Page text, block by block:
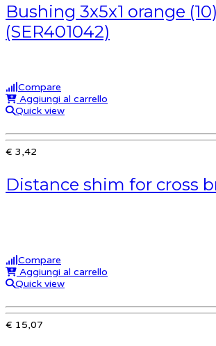
Bushing 3x5x1 orange (10)
(SER401042)
Compare
Aggiungi al carrello
Quick view
€ 3,42
Distance shim for cross
Compare
Aggiungi al carrello
Quick view
€ 15,07